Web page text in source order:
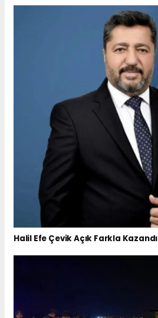
Halil Efe Çevik Açık Farkla Kazandı